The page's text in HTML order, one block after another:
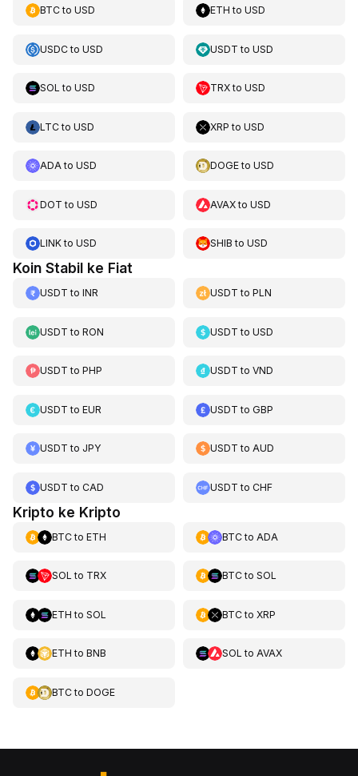
BTCto USD ETH toUSD
USDCto USD USDT toUSD
SOL to USD TRXtoUSD
LTCto USD XRP toUSD
ADAto USD DOGEtoUSD
DOT to USD AVAXtoUSD
LINKto USD SHIB toUSD
Koin Stabil ke Fiat
USDT to INR USDT toPLN
USDT to RON USDT toUSD
USDT to PHP USDT toVND
USDT to EUR USDT toGBP
USDT to JPY USDT toAUD
USDT to CAD USDT toCHF
Kripto ke Kripto
BTCto ETH BTCto ADA
SOL to TRX BTCto SOL
ETH to SOL BTCto XRP
ETH to BNB SOL to AVAX
BTCto DOGE